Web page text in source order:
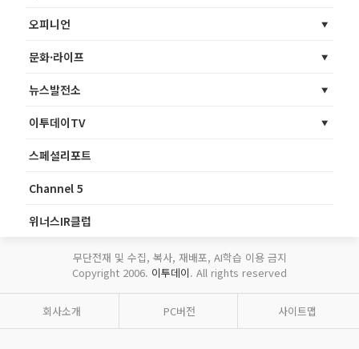
오피니언
문화·라이프
뉴스발전소
이투데이TV
스페셜리포트
Channel 5
위너스IR클럽
무단전재 및 수집, 복사, 재배포, AI학습 이용 금지
Copyright 2006. 이투데이. All rights reserved
회사소개 PC버전 사이트맵